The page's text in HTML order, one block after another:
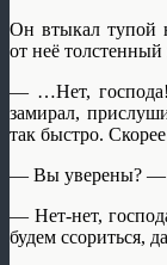
Он втыкал тупой
от неё
— …Нет,
замирал,
так быстро.
— Вы уверены? —
— Нет-нет,
будем ссориться,